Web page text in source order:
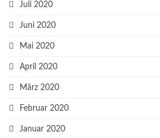
Juli 2020
Juni 2020
Mai 2020
April 2020
März 2020
Februar 2020
Januar 2020